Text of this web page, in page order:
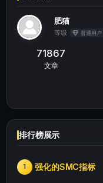
肥猫
等级 普通用户
71867
文章
排行榜展示
1 强化的SMC指标